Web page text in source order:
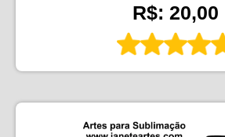
R$: 20,00